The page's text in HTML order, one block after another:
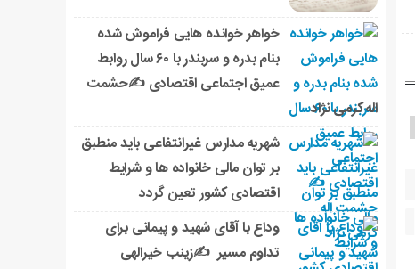
خواهر خوانده هایی فراموش شده
بنام بدره و سربندر با ۶۰ سال روابط
عمیق اجتماعی اقتصادی ✍حشمت
اله کرمی نژاد
شهریه مدارس غیرانتفاعی باید منطبق
بر توان مالی خانواده ها و شرایط
اقتصادی کشور تعین گردد
وداع با آقای شهید و پیمانی برای
تداوم مسیر ✍زینب خیرالهی